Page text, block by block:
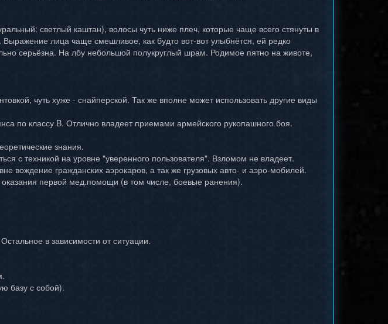
светлый каштан), волосы чуть ниже плеч, которые чаще всего стянуты в
лица чаще смешливое, как будто вот-вот улыбнётся, ей редко
серьёзна. На лбу небольшой полукруглый шрам. Родимое пятно на животе,
чуть хуже - снайперской. Так же вполне может использовать другие виды
по классу B. Отлично владеет приемами армейского рукопашного боя.
знания.
с техникой на уровне "уверенного пользователя". Взломом не владеет.
вождение гражданских аэрокаров, а так же грузовых авто- и аэро-мобилей.
первой мед.помощи (в том числе, боевые ранения).
в зависимости от ситуации.
базу с собой).